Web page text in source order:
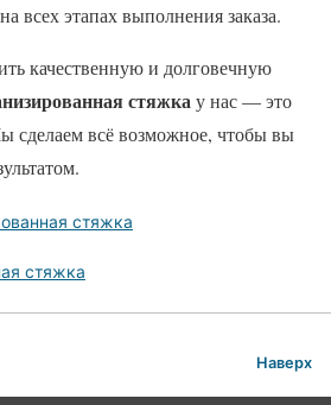
на всех этапах выполнения заказа.
качественную и долговечную
стяжкау нас — это
сделаем всё возможное, чтобы вы
стяжка
стяжка
Наверх